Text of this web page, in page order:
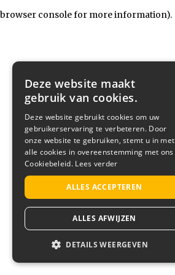
browser console for more information).
Deze website maakt
gebruik van cookies.
Deze website gebruikt cookies om uw
gebruikerservaring te verbeteren. Door
onze website te gebruiken, stemt u in met
alle cookies in overeenstemming met ons
Cookiebeleid. Lees verder
ALLES ACCEPTEREN
ALLES AFWIJZEN
DETAILS WEERGEVEN
STRIKT NOODZAKELIJK